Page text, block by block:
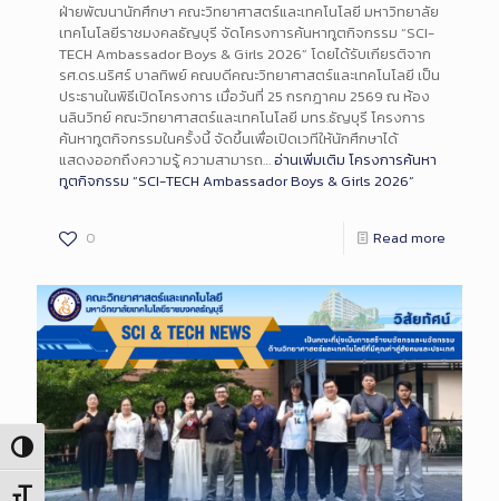
Toggle High Contrast
ฝ่ายพัฒนานักศึกษา คณะวิทยาศาสตร์และเทคโนโลยี มหาวิทยาลัย
เทคโนโลยีราชมงคลธัญบุรี จัดโครงการค้นหาทูตกิจกรรม “SCI-
TECH Ambassador Boys & Girls 2026” โดยได้รับเกียรติจาก
รศ.ดร.นริศร์ บาลทิพย์ คณบดีคณะวิทยาศาสตร์และเทคโนโลยี เป็น
ประธานในพิธีเปิดโครงการ เมื่อวันที่ 25 กรกฎาคม 2569 ณ ห้อง
นลินวิทย์ คณะวิทยาศาสตร์และเทคโนโลยี มทร.ธัญบุรี โครงการ
ค้นหาทูตกิจกรรมในครั้งนี้ จัดขึ้นเพื่อเปิดเวทีให้นักศึกษาได้
แสดงออกถึงความรู้ ความสามารถ…อ่านเพิ่มเติม โครงการค้นหา
ทูตกิจกรรม “SCI-TECH Ambassador Boys & Girls 2026”
0 Read more